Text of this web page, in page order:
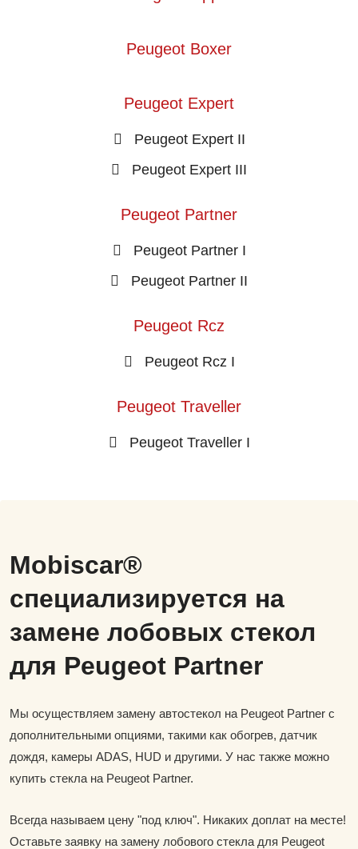
Peugeot Boxer
Peugeot Expert
Peugeot Expert II
Peugeot Expert III
Peugeot Partner
Peugeot Partner I
Peugeot Partner II
Peugeot Rcz
Peugeot Rcz I
Peugeot Traveller
Peugeot Traveller I
Mobiscar®
специализируется на
замене лобовых стекол
для Peugeot Partner
Мы осуществляем замену автостекол на Peugeot Partner с
дополнительными опциями, такими как обогрев, датчик
дождя, камеры ADAS, HUD и другими. У нас также можно
купить стекла на Peugeot Partner.
Всегда называем цену "под ключ". Никаких доплат на месте!
Оставьте заявку на замену лобового стекла для Peugeot